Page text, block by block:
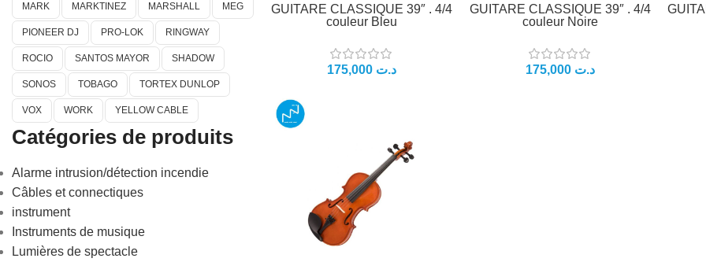
MARK MARKTINEZ MARSHALL MEG
PIONEER DJ PRO-LOK RINGWAY
ROCIO SANTOS MAYOR SHADOW
SONOS TOBAGO TORTEX DUNLOP
VOX WORK YELLOW CABLE
Catégories de produits
Alarme intrusion/détection incendie
Câbles et connectiques
instrument
Instruments de musique
Lumières de spectacle
GUITARE CLASSIQUE 39″ . 4/4
couleur Bleu
د.ت
GUITARE CLASSIQUE 39″ . 4/4
couleur Noire
د.ت